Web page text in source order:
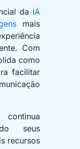
da IA
mais
Com
como
facilitar
seus
recursos